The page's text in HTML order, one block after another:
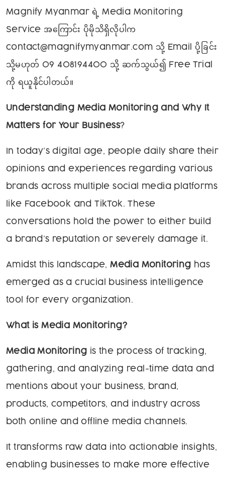
Magnify Myanmar ရဲ့ Media Monitoring
Service အကြောင်း ပိုမိုသိရှိလိုပါက
contact@magnifymyanmar.com သို့ Email ပို့ခြင်း
သို့မဟုတ် 09 408194400 သို့ ဆက်သွယ်၍ Free Trial
ကို ရယူနိုင်ပါတယ်။
Understanding Media Monitoring and Why It
Matters for Your Business?
In today’s digital age, people daily share their
opinions and experiences regarding various
brands across multiple social media platforms
like Facebook and TikTok. These
conversations hold the power to either build
a brand’s reputation or severely damage it.
Amidst this landscape,Media Monitoring has
emerged as a crucial business intelligence
tool for every organization.
What is Media Monitoring?
Media Monitoring is the process of tracking,
gathering, and analyzing real-time data and
mentions about your business, brand,
products, competitors, and industry across
both online and offline media channels.
It transforms raw data into actionable insights,
enabling businesses to make more effective